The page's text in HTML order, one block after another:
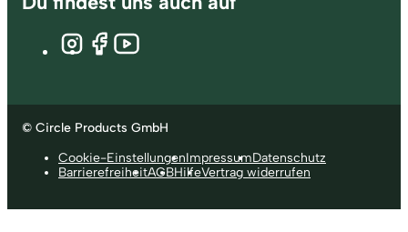
© Circle Products GmbH
Cookie-EinstellungenImpressumDatenschutz
BarrierefreiheitAGBHilfeVertrag widerrufen